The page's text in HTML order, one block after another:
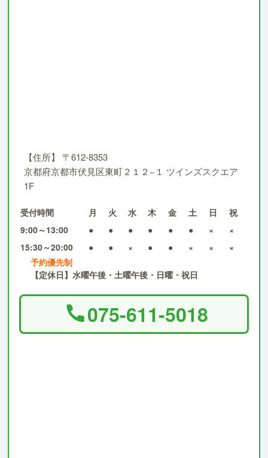
【住所】
〒612-8353
京都府京都市伏見区東町２１２−１ ツインズスクエア
1F
受付時間 月 火 水 木 金 土 日
祝
9:00～13:00
● ● ● ● ● ● ×
×
15:30～20:00
● ● × ● ● × ×
×
予約優先制
【定休日】水曜午後・土曜午後・日曜・祝日
075-611-5018